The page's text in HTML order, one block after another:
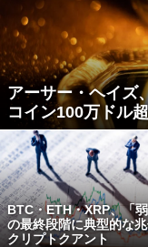
アーサー・ヘイズ
コイン100万ドル
BTC・ETH・XRP、「
の最終段階に典型的な
クリプトクアント